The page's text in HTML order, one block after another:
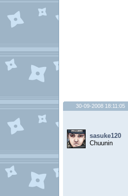
30-09-2008 18:11:05
sasuke120
Chuunin